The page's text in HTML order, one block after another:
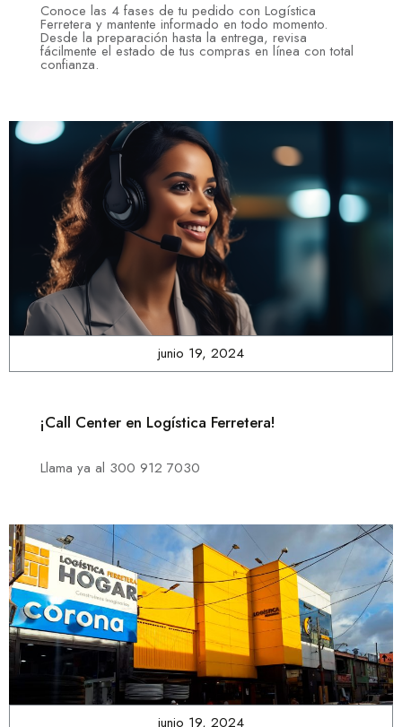
Conoce las 4 fases de tu pedido con Logística
Ferretera y mantente informado en todo momento.
Desde la preparación hasta la entrega, revisa
fácilmente el estado de tus compras en línea con total
confianza.
junio 19, 2024
¡Call Center en Logística Ferretera!
Llama ya al 300 912 7030
junio 19, 2024